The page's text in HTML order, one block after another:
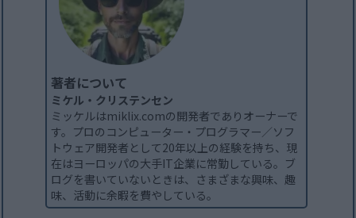
著者について
ミケル・クリステンセン
ミッケルはmiklix.comの開発者でありオーナーで
す。プロのコンピューター・プログラマー／ソフ
トウェア開発者として20年以上の経験を持ち、現
在はヨーロッパの大手IT企業に常勤している。ブ
ログを書いていないときは、さまざまな興味、趣
味、活動に余暇を費やしている。